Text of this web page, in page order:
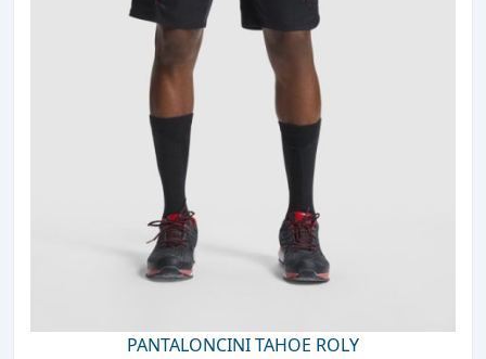
PANTALONCINI TAHOE ROLY